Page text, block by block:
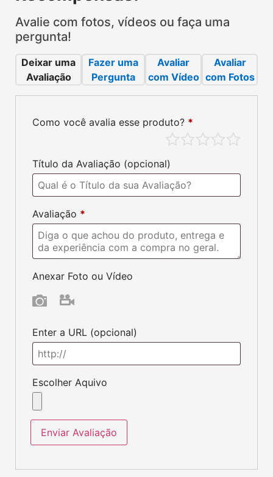
Deixe sua Avaliação e Ganhe
Recompensas!
Avalie com fotos, vídeos ou faça uma
Deixar uma
Fazer uma
Avaliar
com Vídeo com Fotos
Como você avalia esse produto?*
Avaliações do Produto:
Produtos que
você pode gostar: